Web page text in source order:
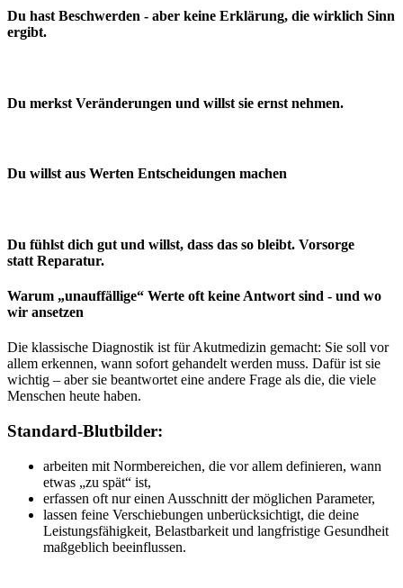
Du hast Beschwerden - aber keine Erklärung, die wirklich Sinn
ergibt.
Du merkst Veränderungen und willst sie ernst nehmen.
Du willst aus Werten Entscheidungen machen
Du fühlst dich gut und willst, dass das so bleibt. Vorsorge
statt Reparatur.
Warum „unauffällige“ Werte oft keine Antwort sind - und wo
wir ansetzen
Die klassische Diagnostik ist für Akutmedizin gemacht: Sie soll vor
allem erkennen, wann sofort gehandelt werden muss. Dafür ist sie
wichtig – aber sie beantwortet eine andere Frage als die, die viele
Menschen heute haben.
Standard-Blutbilder:
arbeiten mit Normbereichen, die vor allem definieren, wann
etwas „zu spät“ ist,
erfassen oft nur einen Ausschnitt der möglichen Parameter,
lassen feine Verschiebungen unberücksichtigt, die deine
Leistungsfähigkeit, Belastbarkeit und langfristige Gesundheit
maßgeblich beeinflussen.